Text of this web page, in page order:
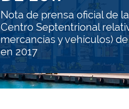
Nota de prensa oficial de
Centro Septentrional
mercancías y vehículos)
en 2017